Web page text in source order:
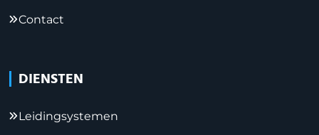
Contact
DIENSTEN
Leidingsystemen